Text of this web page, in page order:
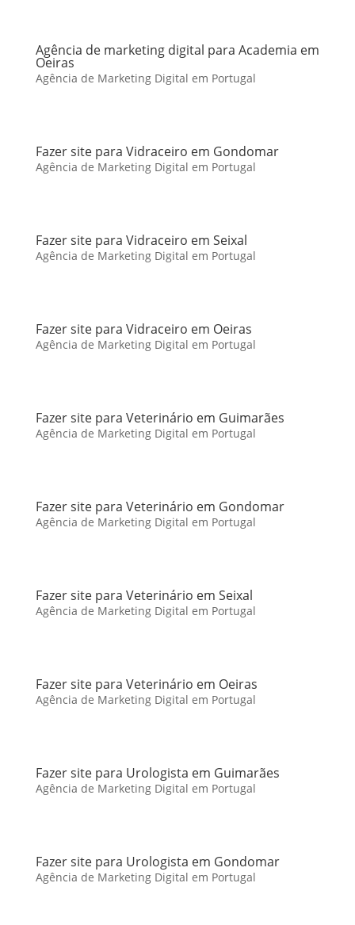
Agência de marketing digital para Academia em
Oeiras
Agência de Marketing Digital em Portugal
Fazer site para Vidraceiro em Gondomar
Agência de Marketing Digital em Portugal
Fazer site para Vidraceiro em Seixal
Agência de Marketing Digital em Portugal
Fazer site para Vidraceiro em Oeiras
Agência de Marketing Digital em Portugal
Fazer site para Veterinário em Guimarães
Agência de Marketing Digital em Portugal
Fazer site para Veterinário em Gondomar
Agência de Marketing Digital em Portugal
Fazer site para Veterinário em Seixal
Agência de Marketing Digital em Portugal
Fazer site para Veterinário em Oeiras
Agência de Marketing Digital em Portugal
Fazer site para Urologista em Guimarães
Agência de Marketing Digital em Portugal
Fazer site para Urologista em Gondomar
Agência de Marketing Digital em Portugal